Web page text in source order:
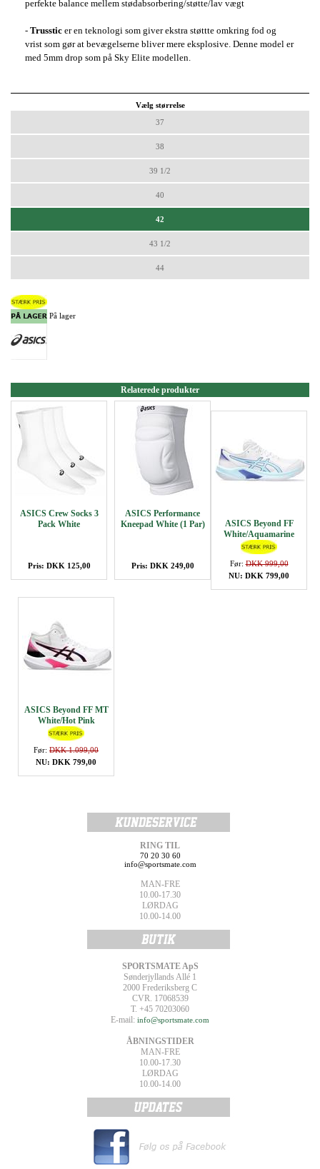
perfekte balance mellem stødabsorbering/støtte/lav vægt
- Trusstic er en teknologi som giver ekstra støttte omkring fod og
vrist som gør at bevægelserne bliver mere eksplosive. Denne model er
med 5mm drop som på Sky Elite modellen.
Vælg størrelse
37
38
39 1/2
40
42
43 1/2
44
På lager
Relaterede produkter
ASICS Crew Socks 3
Pack White
Pris: DKK 125,00
ASICS Performance
Kneepad White (1 Par)
Pris: DKK 249,00
ASICS Beyond FF
White/Aquamarine
Før:DKK 999,00
NU: DKK 799,00
ASICS Beyond FF MT
White/Hot Pink
Før: DKK 1.099,00
NU: DKK 799,00
RING TIL
70 20 30 60
info@sportsmate.com
MAN-FRE
10.00-17.30
LØRDAG
10.00-14.00
SPORTSMATE ApS
Sønderjyllands Allé 1
2000 Frederiksberg C
CVR. 17068539
T. +45 70203060
E-mail: info@sportsmate.com
ÅBNINGSTIDER
MAN-FRE
10.00-17.30
LØRDAG
10.00-14.00